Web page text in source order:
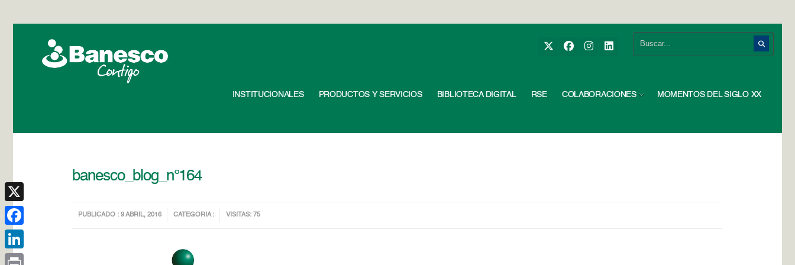
INSTITUCIONALES PRODUCTOS Y SERVICIOS BIBLIOTECA DIGITAL RSE COLABORACIONES MOMENTOS DEL SIGLO XX
banesco_blog_n°164
PUBLICADO : 9 ABRIL, 2016 CATEGORIA : VISITAS: 75
X
Facebook
LinkedIn